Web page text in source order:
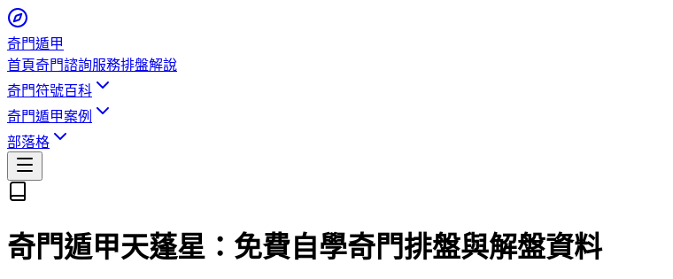
奇門遁甲
首頁奇門諮詢服務排盤解說
奇門符號百科
奇門遁甲案例
部落格
奇門遁甲天蓬星：免費自學奇門排盤與解盤資料